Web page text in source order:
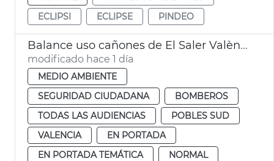
ECLIPSI
ECLIPSE PINDEO
Balance uso cañones de El Saler València
modificado hace 1 día
MEDIO AMBIENTE
SEGURIDAD CIUDADANA
BOMBEROS
TODAS LAS AUDIENCIAS
POBLES SUD
VALENCIA
EN PORTADA
EN PORTADA TEMÁTICA
NORMAL